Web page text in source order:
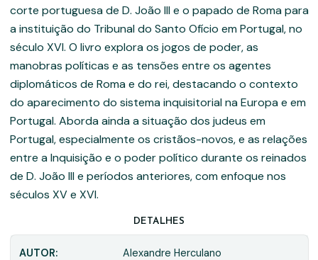
corte portuguesa de D. João III e o papado de Roma para
a instituição do Tribunal do Santo Ofício em Portugal, no
século XVI. O livro explora os jogos de poder, as
manobras políticas e as tensões entre os agentes
diplomáticos de Roma e do rei, destacando o contexto
do aparecimento do sistema inquisitorial na Europa e em
Portugal. Aborda ainda a situação dos judeus em
Portugal, especialmente os cristãos-novos, e as relações
entre a Inquisição e o poder político durante os reinados
de D. João III e períodos anteriores, com enfoque nos
séculos XV e XVI.
DETALHES
AUTOR: Alexandre Herculano